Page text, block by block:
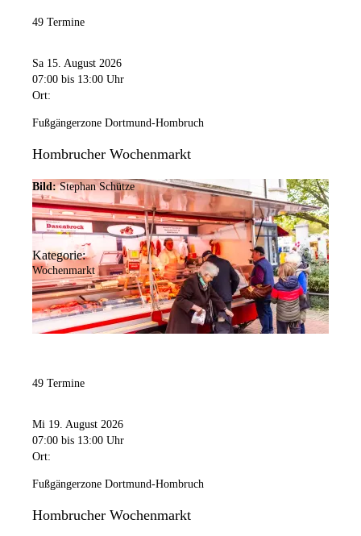
49 Termine
Sa 15. August 2026
07:00 bis 13:00 Uhr
Ort:
Fußgängerzone Dortmund-Hombruch
Hombrucher Wochenmarkt
Bild: Stephan Schütze
Kategorie:
Wochenmarkt
49 Termine
Mi 19. August 2026
07:00 bis 13:00 Uhr
Ort:
Fußgängerzone Dortmund-Hombruch
Hombrucher Wochenmarkt